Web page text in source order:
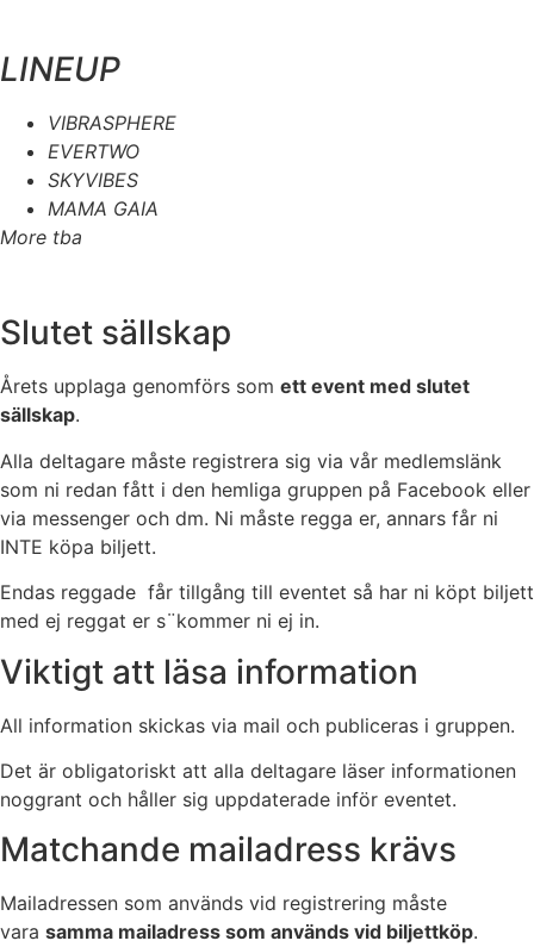
LINEUP
VIBRASPHERE
EVERTWO
SKYVIBES
MAMA GAIA
More tba
Slutet sällskap
Årets upplaga genomförs som ett event med slutet
sällskap.
Alla deltagare måste registrera sig via vår medlemslänk
som ni redan fått i den hemliga gruppen på Facebook eller
via messenger och dm. Ni måste regga er, annars får ni
INTE köpa biljett.
Endas reggade får tillgång till eventet så har ni köpt biljett
med ej reggat er s¨kommer ni ej in.
Viktigt att läsa information
All information skickas via mail och publiceras i gruppen.
Det är obligatoriskt att alla deltagare läser informationen
noggrant och håller sig uppdaterade inför eventet.
Matchande mailadress krävs
Mailadressen som används vid registrering måste
vara samma mailadress som används vid biljettköp.